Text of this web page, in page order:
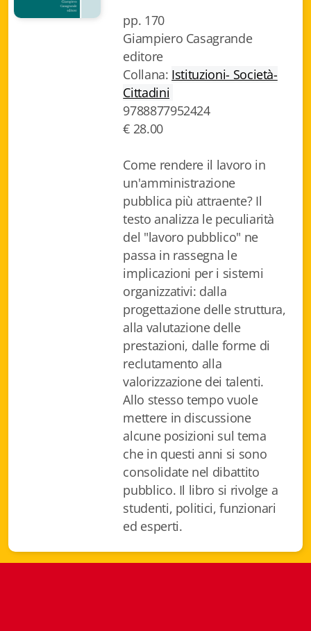
pp. 170
Giampiero Casagrande
editore
Collana: Istituzioni- Società-
Cittadini
9788877952424
€ 28.00
Come rendere il lavoro in
un'amministrazione
pubblica più attraente? Il
testo analizza le peculiarità
del "lavoro pubblico" ne
passa in rassegna le
implicazioni per i sistemi
organizzativi: dalla
progettazione delle struttura,
alla valutazione delle
prestazioni, dalle forme di
reclutamento alla
valorizzazione dei talenti.
Allo stesso tempo vuole
mettere in discussione
alcune posizioni sul tema
che in questi anni si sono
consolidate nel dibattito
pubblico. Il libro si rivolge a
studenti, politici, funzionari
ed esperti.
Biblioteca letteraria Nord-Sud
EJO- European Journalism Observatory
iQuaderni - fondazioneculturalecollinadoro
Istituzioni - Società - Cittadini